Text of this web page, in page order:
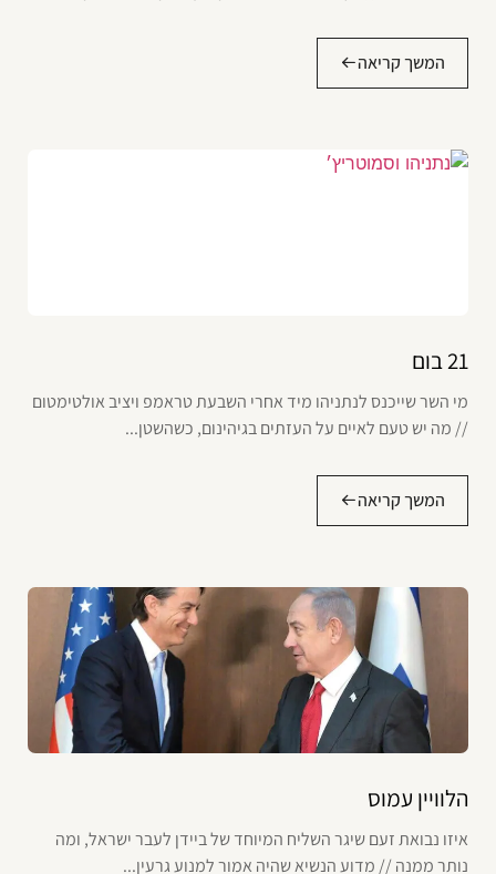
המשך קריאה
21 בום
מי השר שייכנס לנתניהו מיד אחרי השבעת טראמפ ויציב אולטימטום
// מה יש טעם לאיים על העזתים בגיהינום, כשהשטן...
המשך קריאה
הלוויין עמוס
איזו נבואת זעם שיגר השליח המיוחד של ביידן לעבר ישראל, ומה
נותר ממנה // מדוע הנשיא שהיה אמור למנוע גרעין...